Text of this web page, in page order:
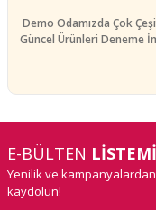
Demo Odamızda Çok
Güncel Ürünleri Deneme
E-BÜLTEN
Yenilik ve
kaydolun!